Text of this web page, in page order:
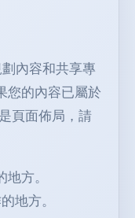
內容和共享專
您的內容已屬於
頁面佈局，請
方。
地方。